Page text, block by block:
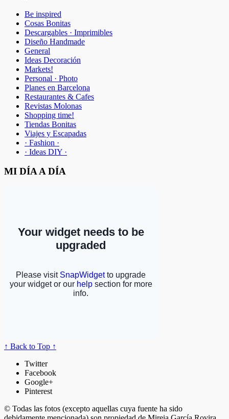
Be inspired
Cosas Bonitas
Descargables · Imprimibles
Diseño Handmade
General
Ideas Decoración
Markets!
Personal · Photo
Planes en Barcelona
Restaurantes & Cafes
Revistas Molonas
Shopping time!
Tiendas Bonitas
Viajes y Escapadas
· Fashion ·
· Ideas DIY ·
MI DÍA A DÍA
↑ Back to Top ↑
Twitter
Facebook
Google+
Pinterest
© Todas las fotos (excepto aquellas cuya fuente ha sido